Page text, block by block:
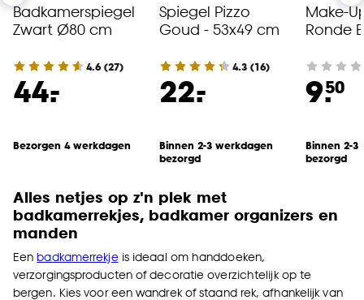
Badkamerspiegel
Zwart Ø80 cm
4.6 (27)
44.
-
Bezorgen 4 werkdagen
Spiegel Pizzo
Goud - 53x49 cm
4.3 (16)
22.
-
Binnen 2-3 werkdagen
bezorgd
Make-
Ronde
9.50
Binnen 2-3
bezorgd
Alles netjes op z'n plek met
badkamerrekjes, badkamer organizers en
manden
Eenbadkamerrekjeis ideaal om handdoeken,
verzorgingsproducten of decoratie overzichtelijk op te
bergen. Kies voor een wandrek of staand rek, afhankelijk van